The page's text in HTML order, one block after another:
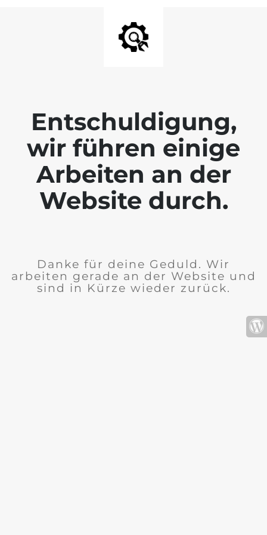
Entschuldigung,
wir führen einige
Arbeiten an der
Website durch.
Danke für deine Geduld. Wir
arbeiten gerade an der Website und
sind in Kürze wieder zurück.